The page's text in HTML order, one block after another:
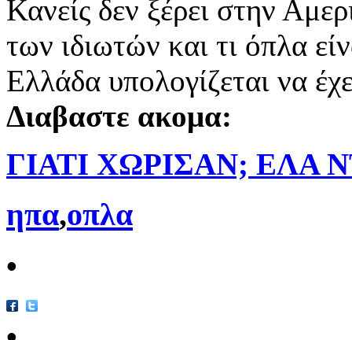
Κανείς δεν ξέρει στην
των ιδιωτών και τι όπλα
Ελλάδα υπολογίζεται να
Διαβαστε ακομα:
ΓΙΑΤΙ ΧΩΡΙΣΑΝ; ΕΛΑ
ηπα,οπλα
•